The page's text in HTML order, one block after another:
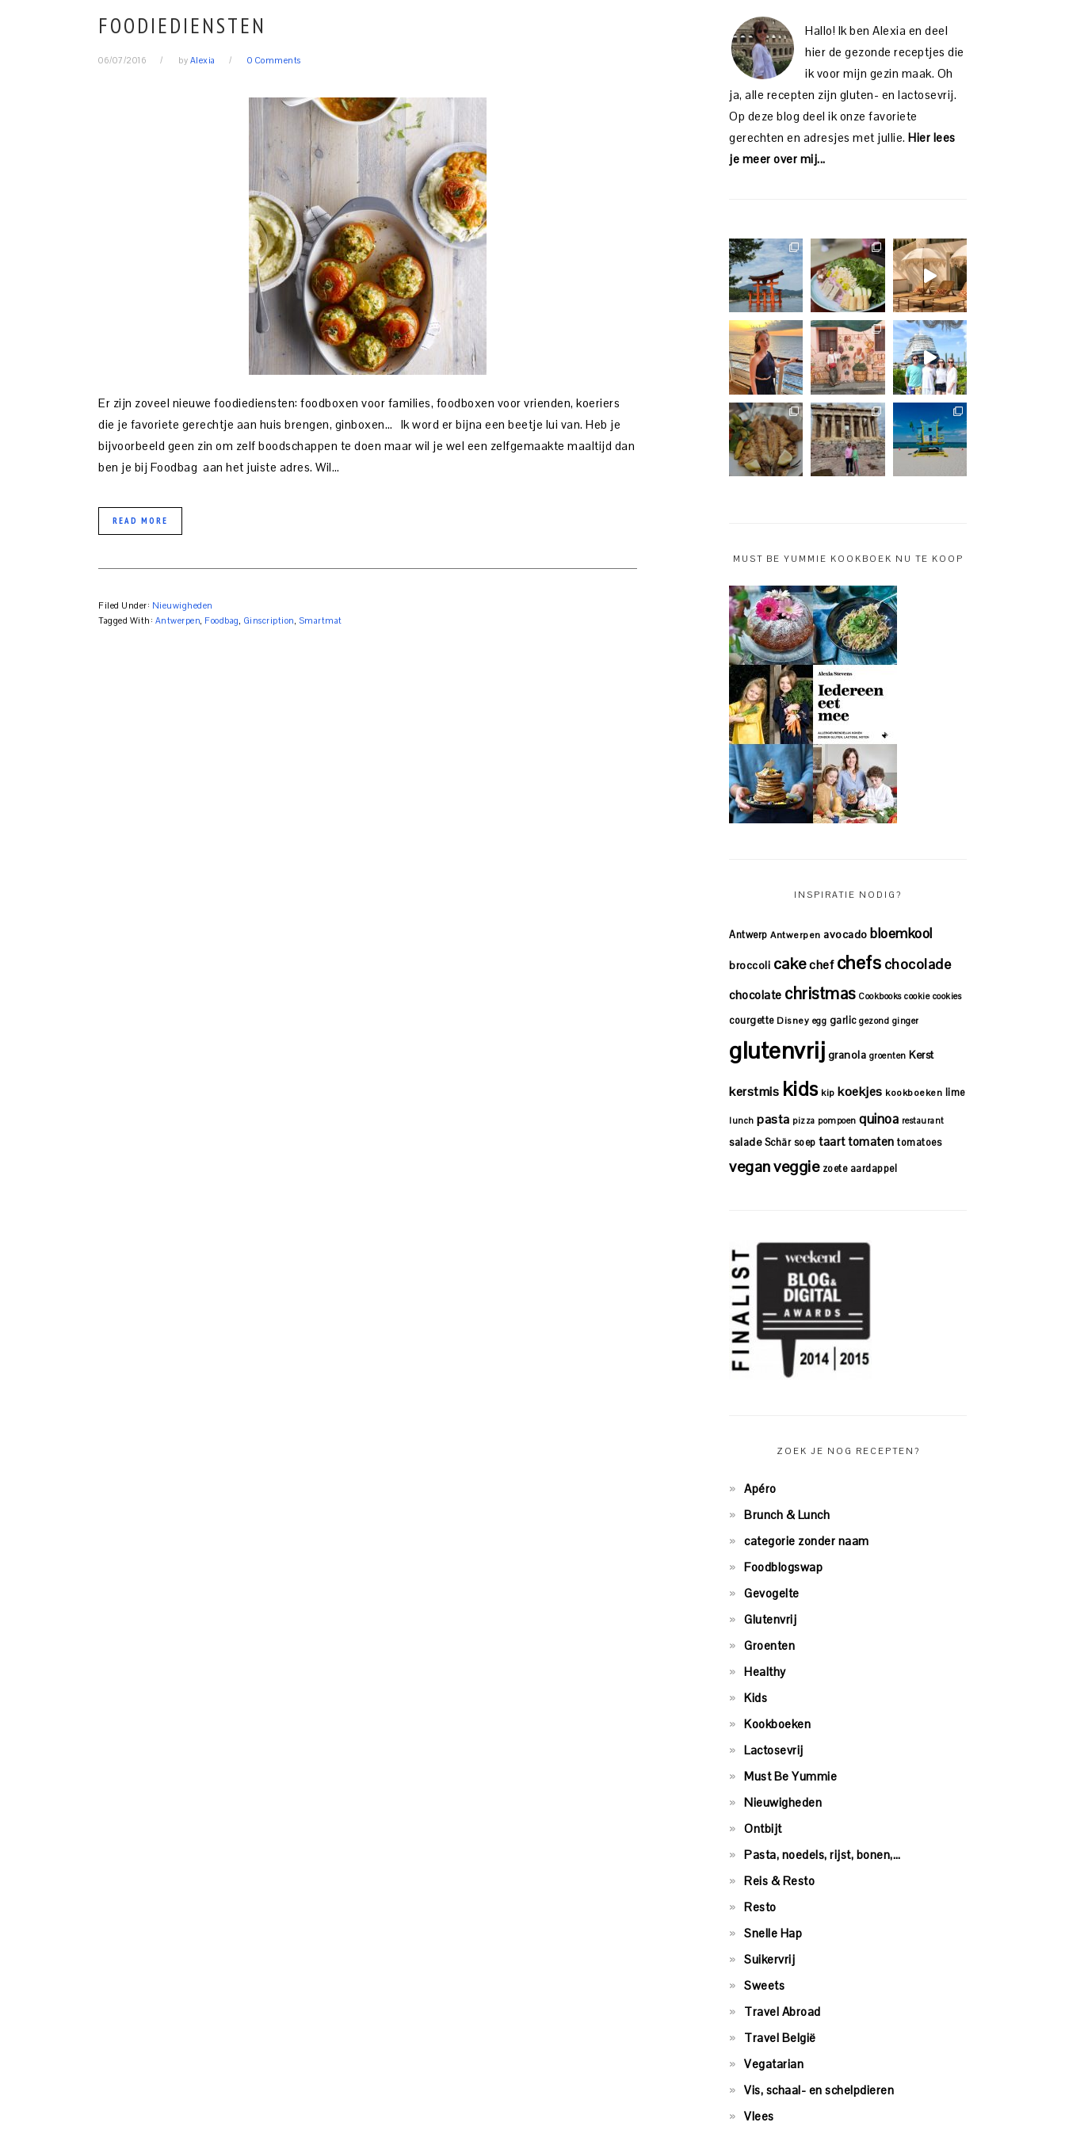
FOODIEDIENSTEN
06/07/2016 by Alexia 0 Comments
Er zijn zoveel nieuwe foodiediensten: foodboxen voor families, foodboxen voor vrienden, koeriers
die je favoriete gerechtje aan huis brengen, ginboxen… Ik word er bijna een beetje lui van. Heb je
bijvoorbeeld geen zin om zelf boodschappen te doen maar wil je wel een zelfgemaakte maaltijd dan
ben je bij Foodbag aan het juiste adres. Wil…
READ MORE
Filed Under: Nieuwigheden
Tagged With: Antwerpen, Foodbag, Ginscription, Smartmat
Hallo! Ik ben Alexia en deel
hier de gezonde receptjes die
ik voor mijn gezin maak. Oh
ja, alle recepten zijn gluten- en lactosevrij.
Op deze blog deel ik onze favoriete
gerechten en adresjes met jullie. Hier lees
je meer over mij...
MUST BE YUMMIE KOOKBOEK NU TE KOOP
INSPIRATIE NODIG?
Antwerp Antwerpen avocado bloemkool
broccoli cakechef chefs chocolade
chocolate christmas Cookbooks cookie cookies
courgette Disney egg garlic gezond ginger
glutenvrij granola groenten Kerst
kerstmis kids kip koekjes kookboeken lime
lunch pasta pizza pompoen quinoa restaurant
salade Schär soep taarttomaten tomatoes
veganveggie zoete aardappel
ZOEK JE NOG RECEPTEN?
Apéro
Brunch & Lunch
categorie zonder naam
Foodblogswap
Gevogelte
Glutenvrij
Groenten
Healthy
Kids
Kookboeken
Lactosevrij
Must Be Yummie
Nieuwigheden
Ontbijt
Pasta, noedels, rijst, bonen,…
Reis & Resto
Resto
Snelle Hap
Suikervrij
Sweets
Travel Abroad
Travel België
Vegatarian
Vis, schaal- en schelpdieren
Vlees